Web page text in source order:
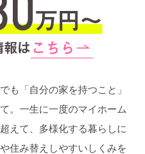
も「自分の家を持つこと」
。一生に一度のマイホーム
えて、 多様化する暮らしに
住み替えしやすいしくみを